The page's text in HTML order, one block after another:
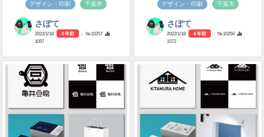
デザイン・印刷 千葉市
さぽて
2022/1/18 4 年前
- №10257
1057
デザイン・印刷 千葉市
さぽて
2022/1/18 4 年前
- №10256
1572